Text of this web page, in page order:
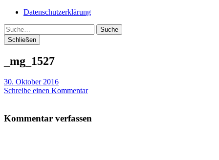
Datenschutzerklärung
Suche
Schließen
_mg_1527
30. Oktober 2016
Schreibe einen Kommentar
Kommentar verfassen